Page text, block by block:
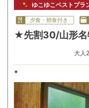
ゆこゆこベストプラ
夕食・朝食付き
★先割30/山形名
大人 2
*